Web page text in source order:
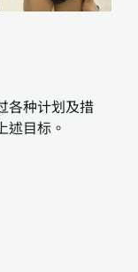
各种计划及措
述目标。